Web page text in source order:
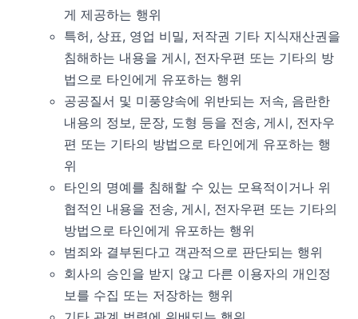
게 제공하는 행위
특허, 상표, 영업 비밀, 저작권 기타 지식재산권을
침해하는 내용을 게시, 전자우편 또는 기타의 방
법으로 타인에게 유포하는 행위
공공질서 및 미풍양속에 위반되는 저속, 음란한
내용의 정보, 문장, 도형 등을 전송, 게시, 전자우
편 또는 기타의 방법으로 타인에게 유포하는 행
위
타인의 명예를 침해할 수 있는 모욕적이거나 위
협적인 내용을 전송, 게시, 전자우편 또는 기타의
방법으로 타인에게 유포하는 행위
범죄와 결부된다고 객관적으로 판단되는 행위
회사의 승인을 받지 않고 다른 이용자의 개인정
보를 수집 또는 저장하는 행위